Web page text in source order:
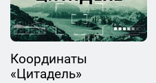
Координаты
«Цитадель»